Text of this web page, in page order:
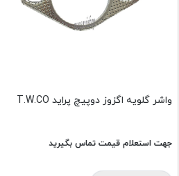
واشر گلویه اگزوز دوپیچ پراید T.W.CO
جهت استعلام قیمت تماس بگیرید